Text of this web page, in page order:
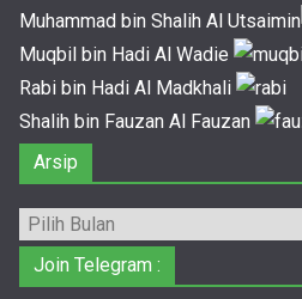
Muhammad bin Shalih Al Utsaimin
Muqbil bin Hadi Al Wadie
Rabi bin Hadi Al Madkhali
Shalih bin Fauzan Al Fauzan
Arsip
Arsip
Join Telegram :